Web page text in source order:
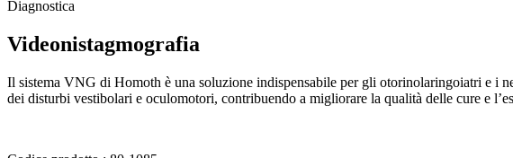
Diagnostica
Videonistagmografia
Il sistema VNG di Homoth è una soluzione indispensabile per gli otorinolaringoiatri e i
dei disturbi vestibolari e oculomotori, contribuendo a migliorare la qualità delle cure e